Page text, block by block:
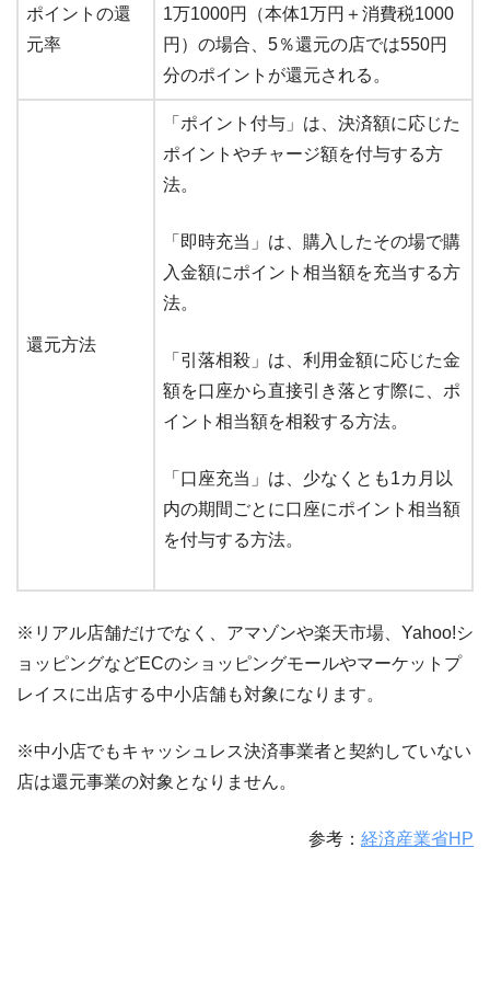
ポイントの還
元率
1万1000円（本体1万円＋消費税1000
円）の場合、5％還元の店では550円
分のポイントが還元される。
還元方法
「ポイント付与」は、決済額に応じた
ポイントやチャージ額を付与する方
法。
「即時充当」は、購入したその場で購
入金額にポイント相当額を充当する方
法。
「引落相殺」は、利用金額に応じた金
額を口座から直接引き落とす際に、ポ
イント相当額を相殺する方法。
「口座充当」は、少なくとも1カ月以
内の期間ごとに口座にポイント相当額
を付与する方法。
※リアル店舗だけでなく、アマゾンや楽天市場、Yahoo!シ
ョッピングなどECのショッピングモールやマーケットプ
レイスに出店する中小店舗も対象になります。
※中小店でもキャッシュレス決済事業者と契約していない
店は還元事業の対象となりません。
参考： 経済産業省HP